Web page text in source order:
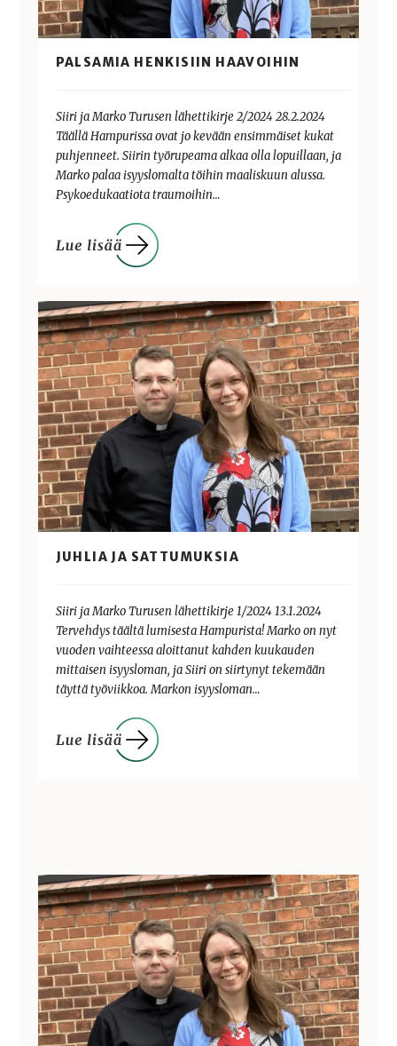
PALSAMIA HENKISIIN HAAVOIHIN
Siiri ja Marko Turusen lähettikirje 2/2024 28.2.2024
Täällä Hampurissa ovat jo kevään ensimmäiset kukat
puhjenneet. Siirin työrupeama alkaa olla lopuillaan, ja
Marko palaa isyyslomalta töihin maaliskuun alussa.
Psykoedukaatiota traumoihin…
JUHLIA JA SATTUMUKSIA
Siiri ja Marko Turusen lähettikirje 1/2024 13.1.2024
Tervehdys täältä lumisesta Hampurista! Marko on nyt
vuoden vaihteessa aloittanut kahden kuukauden
mittaisen isyysloman, ja Siiri on siirtynyt tekemään
täyttä työviikkoa. Markon isyysloman…